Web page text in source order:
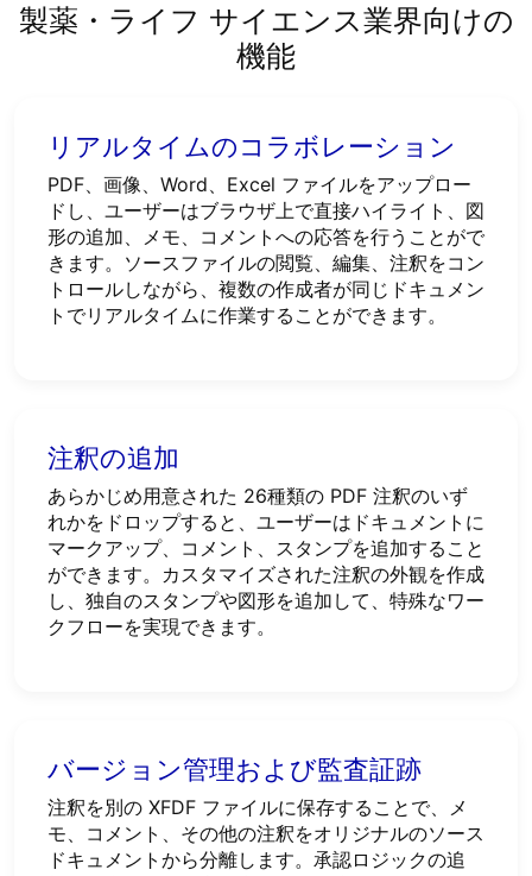
製薬・ライフ サイエンス業界向けの
機能
リアルタイムのコラボレーション
PDF、画像、Word、Excel ファイルをアップロー
ドし、ユーザーはブラウザ上で直接ハイライト、図
形の追加、メモ、コメントへの応答を行うことがで
きます。ソースファイルの閲覧、編集、注釈をコン
トロールしながら、複数の作成者が同じドキュメン
トでリアルタイムに作業することができます。
注釈の追加
あらかじめ用意された 26種類の PDF 注釈のいず
れかをドロップすると、ユーザーはドキュメントに
マークアップ、コメント、スタンプを追加すること
ができます。カスタマイズされた注釈の外観を作成
し、独自のスタンプや図形を追加して、特殊なワー
クフローを実現できます。
バージョン管理および監査証跡
注釈を別の XFDF ファイルに保存することで、メ
モ、コメント、その他の注釈をオリジナルのソース
ドキュメントから分離します。承認ロジックの追